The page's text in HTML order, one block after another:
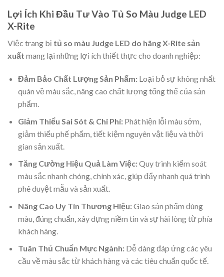
Lợi Ích Khi Đầu Tư Vào Tủ So Màu Judge LED
X-Rite
Việc trang bị tủ so màu Judge LED do hãng X-Rite sản
xuất mang lại những lợi ích thiết thực cho doanh nghiệp:
Đảm Bảo Chất Lượng Sản Phẩm:Loại bỏ sự không nhất
quán về màu sắc, nâng cao chất lượng tổng thể của sản
phẩm.
Giảm Thiểu Sai Sót & Chi Phí:Phát hiện lỗi màu sớm,
giảm thiểu phế phẩm, tiết kiệm nguyên vật liệu và thời
gian sản xuất.
Tăng Cường Hiệu Quả Làm Việc:Quy trình kiểm soát
màu sắc nhanh chóng, chính xác, giúp đẩy nhanh quá trình
phê duyệt mẫu và sản xuất.
Nâng Cao Uy Tín Thương Hiệu:Giao sản phẩm đúng
màu, đúng chuẩn, xây dựng niềm tin và sự hài lòng từ phía
khách hàng.
Tuân Thủ Chuẩn Mực Ngành:Dễ dàng đáp ứng các yêu
cầu về màu sắc từ khách hàng và các tiêu chuẩn quốc tế.